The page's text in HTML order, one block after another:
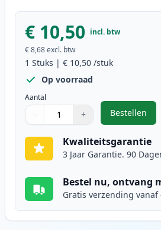
€ 10,50 incl. btw
€ 8,68excl. btw
1 Stuks | € 10,50 /stuk
Op voorraad
Aantal
Gebruik de knoppen om aan te
− +
1
Bestellen
,Canon
Kwaliteitsgarantie
3 Jaar Garantie. 90
Bestel nu, ontvang
Gratis verzending vanaf